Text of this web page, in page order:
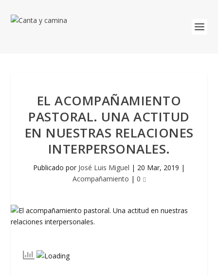
EL ACOMPAÑAMIENTO
PASTORAL. UNA ACTITUD
EN NUESTRAS RELACIONES
INTERPERSONALES.
Publicado por José Luis Miguel | 20 Mar, 2019 |
Acompañamiento | 0